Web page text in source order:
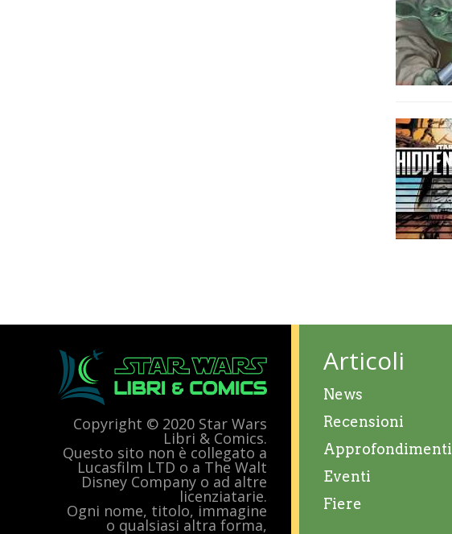
Copyright © 2020 Star Wars
Libri & Comics.
Questo sito non è collegato a
Lucasfilm LTD o a The Walt
Disney Company o ad altre
licenziatarie.
Ogni nome, titolo, immagine
o qualsiasi altra forma,
Articoli
News
Recensioni
Approfondimenti
Eventi
Fiere